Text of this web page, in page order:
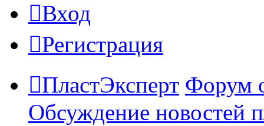
Вход
Регистрация
ПластЭксперт Форум
Обсуждение новостей